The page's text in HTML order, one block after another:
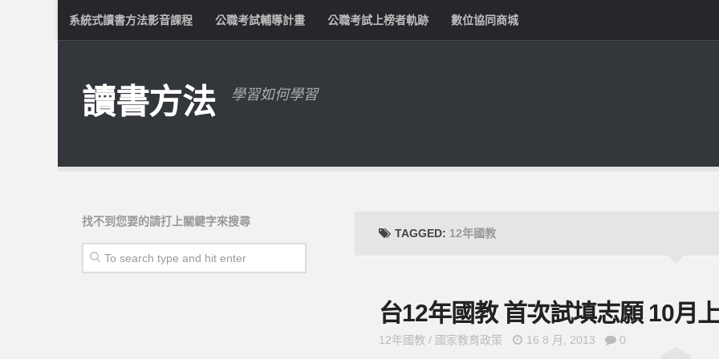
系統式讀書方法影音課程 公職考試輔導計畫 公職考試上榜者軌跡 數位協同商城
讀書方法 學習如何學習
TAGGED: 12年國教
台12年國教 首次試填志願 10月
12年國教 / 國家教育政策 16 8 月, 2013 0
找不到您要的請打上關鍵字來搜尋